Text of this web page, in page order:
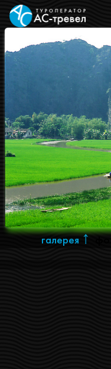
галерея↑